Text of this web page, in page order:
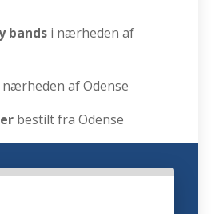
bands i nærheden af
nærheden af Odense
bestilt fra Odense